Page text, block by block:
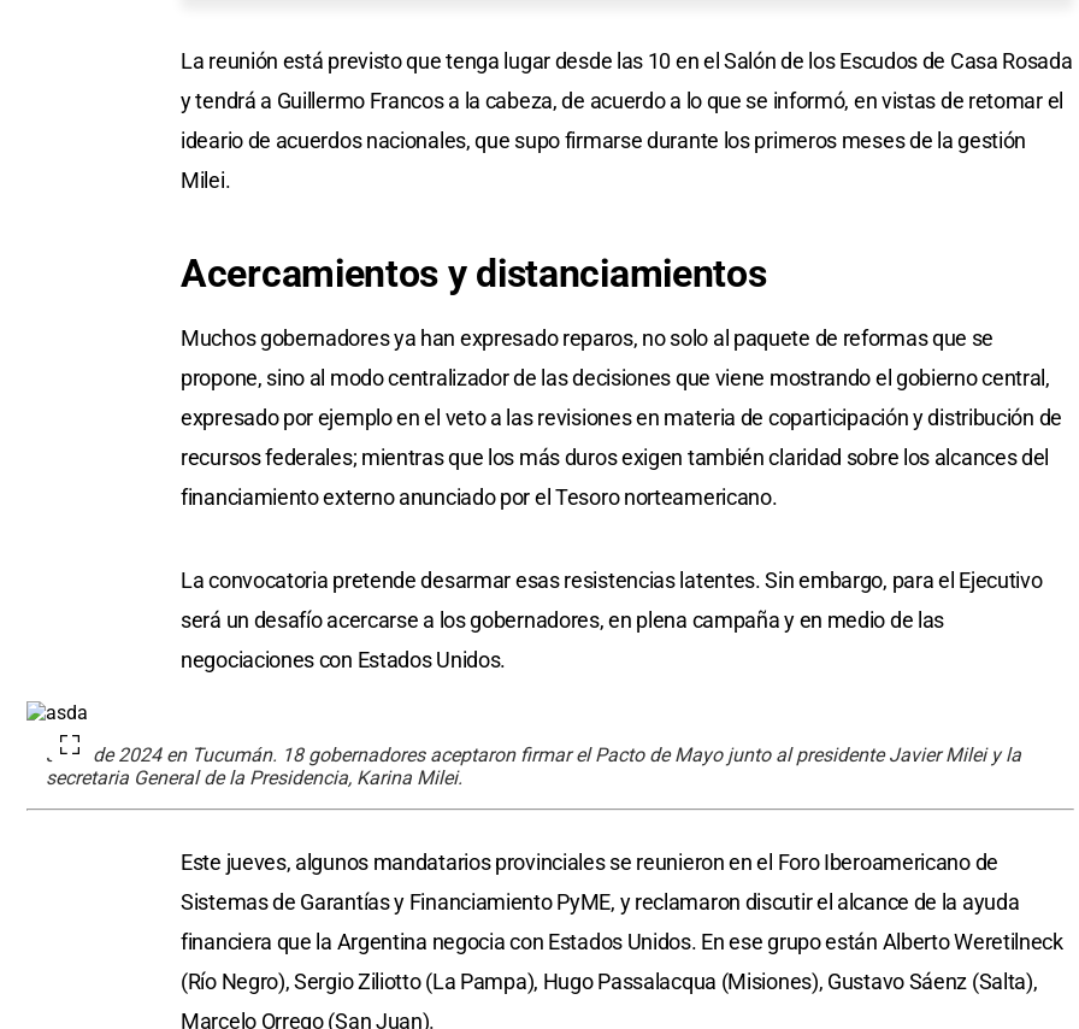
La reunión está previsto que tenga lugar desde las 10 en el Salón de los Escudos de Casa Rosada
y tendrá a Guillermo Francos a la cabeza, de acuerdo a lo que se informó, en vistas de retomar el
ideario de acuerdos nacionales, que supo firmarse durante los primeros meses de la gestión
Milei.
Acercamientos y distanciamientos
Muchos gobernadores ya han expresado reparos, no solo al paquete de reformas que se
propone, sino al modo centralizador de las decisiones que viene mostrando el gobierno central,
expresado por ejemplo en el veto a las revisiones en materia de coparticipación y distribución de
recursos federales; mientras que los más duros exigen también claridad sobre los alcances del
financiamiento externo anunciado por el Tesoro norteamericano.
La convocatoria pretende desarmar esas resistencias latentes. Sin embargo, para el Ejecutivo
será un desafío acercarse a los gobernadores, en plena campaña y en medio de las
negociaciones con Estados Unidos.
Julio de 2024 en Tucumán. 18 gobernadores aceptaron firmar el Pacto de Mayo junto al presidente Javier Milei y la
secretaria General de la Presidencia, Karina Milei.
Este jueves, algunos mandatarios provinciales se reunieron en el Foro Iberoamericano de
Sistemas de Garantías y Financiamiento PyME, y reclamaron discutir el alcance de la ayuda
financiera que la Argentina negocia con Estados Unidos. En ese grupo están Alberto Weretilneck
(Río Negro), Sergio Ziliotto (La Pampa), Hugo Passalacqua (Misiones), Gustavo Sáenz (Salta),
Marcelo Orrego (San Juan).